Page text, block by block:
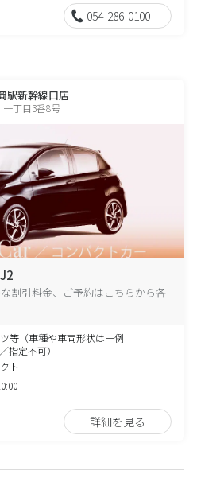
054-286-0100
駅新幹線口店
丁目3番8号
割引料金、ご予約はこちらから各
等（車種や車両形状は一例
指定不可）
ト
詳細を見る